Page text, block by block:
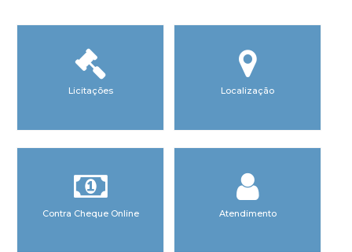
Licitações Localização
Contra Cheque Online Atendimento